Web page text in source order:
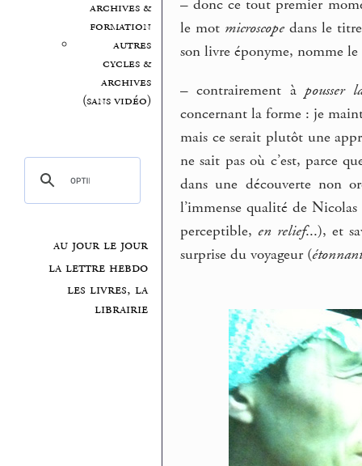
archives &
formation
autres
cycles &
archives
(sans vidéo)
au jour le jour
la lettre hebdo
les livres, la
librairie
– donc ce tout premier
le mot microscope dans le
son livre éponyme, nomme le
– contrairement àpousser
concernant la forme : je
mais ce serait plutôt une
ne sait pas où c’est, parce
dans une découverte non
l’immense qualité de
perceptible,en relief...), et
surprise du voyageur (